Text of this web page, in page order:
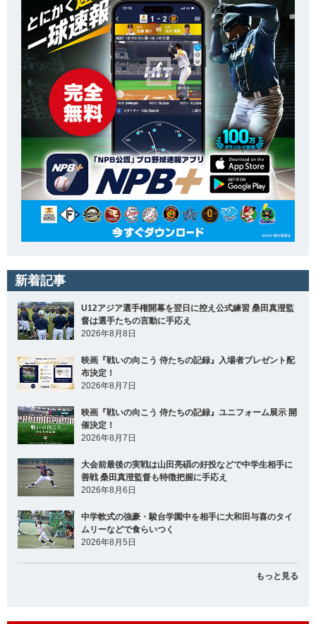
新着記事
U12アジア選手権開幕を翌日に控え公式練習 桑田真澄監
督は選手たちの言動に手応え
2026年8月8日
映画『戦いの向こう 侍たちの記録』入場者プレゼント配
布決定！
2026年8月7日
映画『戦いの向こう 侍たちの記録』ユニフォーム展示 開
催決定！
2026年8月7日
大会前最後の実戦は山田亮碩の好投などで中学生相手に
善戦 桑田真澄監督も特徴把握に手応え
2026年8月6日
中学軟式の強豪・駿台学園中を相手に大和田与喜のタイ
ムリーなどで食らいつく
2026年8月5日
もっと見る